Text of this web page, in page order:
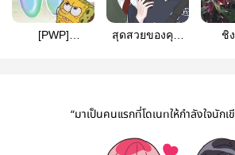
[PWP]
สุดสวยของคุณ
ชิ
“มาเป็นคนแรกที่โดเนทให้กำลังใจนักเ